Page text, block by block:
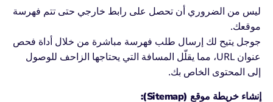
ليس من الضروري أن تحصل على رابط خارجي حتى تتم فهرسة
موقعك.
جوجل يتيح لك إرسال طلب فهرسة مباشرة من خلال أداة فحص
عنوان URL، مما يقلّل المسافة التي يحتاجها الزاحف للوصول
إلى المحتوى الخاص بك.
إنشاء خريطة موقع (Sitemap):